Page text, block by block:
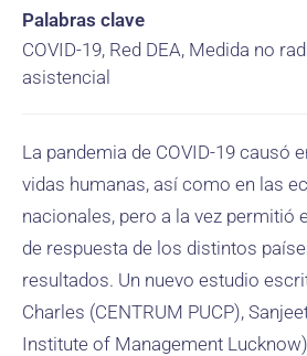
Palabras clave
COVID-19, Red DEA, Medida no
asistencial
La pandemia de COVID-19 causó
vidas humanas, así como en las
nacionales, pero a la vez permitió
de respuesta de los distintos
resultados. Un nuevo estudio
Charles (CENTRUM PUCP),
Institute of Management